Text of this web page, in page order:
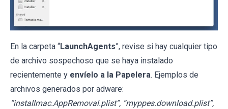
En la carpeta “LaunchAgents”, revise si hay cualquier tipo
de archivo sospechoso que se haya instalado
recientemente y envíelo a la Papelera. Ejemplos de
archivos generados por adware:
“installmac.AppRemoval.plist”, “myppes.download.plist”,